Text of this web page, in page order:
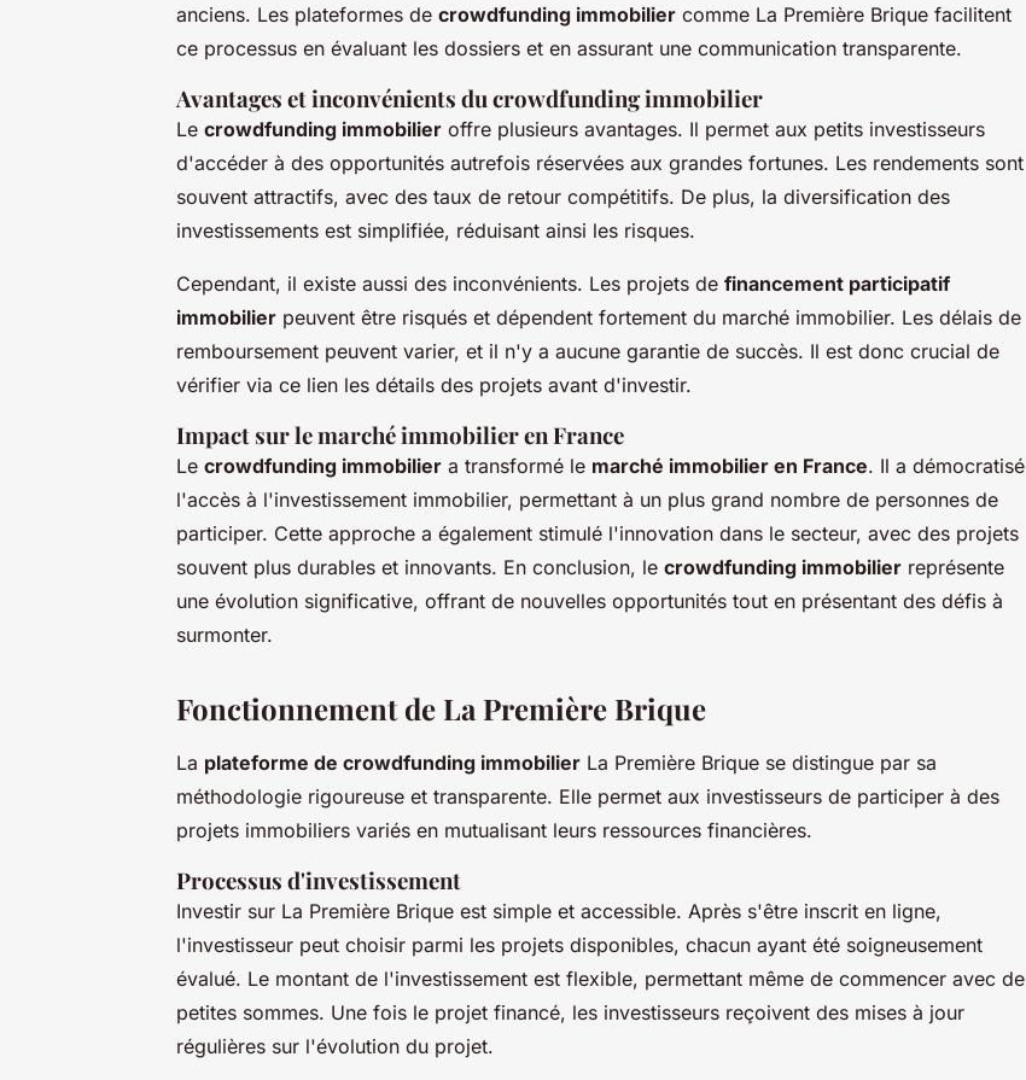
anciens. Les plateformes de crowdfunding immobilier comme La Première Brique facilitent
ce processus en évaluant les dossiers et en assurant une communication transparente.
Avantages et inconvénients du crowdfunding immobilier
Le crowdfunding immobilier offre plusieurs avantages. Il permet aux petits investisseurs
d'accéder à des opportunités autrefois réservées aux grandes fortunes. Les rendements sont
souvent attractifs, avec des taux de retour compétitifs. De plus, la diversification des
investissements est simplifiée, réduisant ainsi les risques.
Cependant, il existe aussi des inconvénients. Les projets de financement participatif
immobilier peuvent être risqués et dépendent fortement du marché immobilier. Les délais de
remboursement peuvent varier, et il n'y a aucune garantie de succès. Il est donc crucial de
vérifier via ce lien les détails des projets avant d'investir.
Impact sur le marché immobilier en France
Le crowdfunding immobilier a transformé le marché immobilier en France. Il a démocratisé
l'accès à l'investissement immobilier, permettant à un plus grand nombre de personnes de
participer. Cette approche a également stimulé l'innovation dans le secteur, avec des projets
souvent plus durables et innovants. En conclusion, le crowdfunding immobilier représente
une évolution significative, offrant de nouvelles opportunités tout en présentant des défis à
surmonter.
Fonctionnement de La Première Brique
La plateforme de crowdfunding immobilier La Première Brique se distingue par sa
méthodologie rigoureuse et transparente. Elle permet aux investisseurs de participer à des
projets immobiliers variés en mutualisant leurs ressources financières.
Processus d'investissement
Investir sur La Première Brique est simple et accessible. Après s'être inscrit en ligne,
l'investisseur peut choisir parmi les projets disponibles, chacun ayant été soigneusement
évalué. Le montant de l'investissement est flexible, permettant même de commencer avec de
petites sommes. Une fois le projet financé, les investisseurs reçoivent des mises à jour
régulières sur l'évolution du projet.